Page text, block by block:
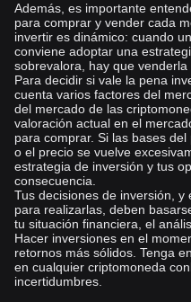
Además, es importante
para comprar y vender cada
invertir es dinámico: cuando
conviene adoptar una
sobrevalora, hay que venderla
Para decidir si vale la pena
cuenta varios factores del
del mercado de las
valoración actual en el
para comprar. Si las bases
o el precio se vuelve
estrategia de inversión y tus
consecuencia.
Tus decisiones de inversión,
para realizarlas, deben
tu situación financiera, el
Hacer inversiones en el
retornos más sólidos. Tenga
en cualquier criptomoneda
incertidumbres.